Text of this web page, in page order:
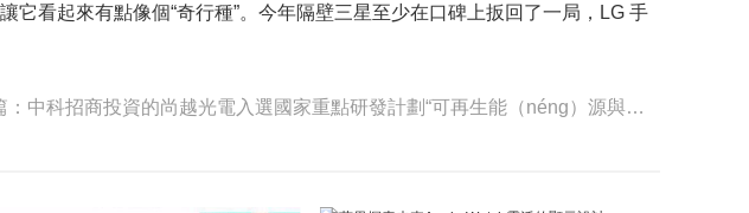
看起來有點像個“奇行種”。今年隔壁三星至少在口碑上扳回了一局，LG 手
下一篇：中科招商投資的尚越光電入選國家重點研發計劃“可再生能（néng）源與氫能技術”重點專項